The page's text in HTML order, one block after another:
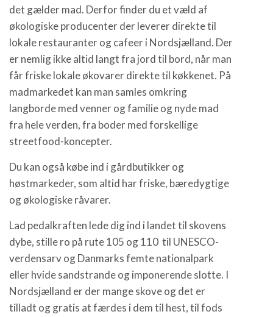
det gælder mad. Derfor finder du et væld af
økologiske producenter der leverer direkte til
lokale restauranter og cafeer i Nordsjælland. Der
er nemlig ikke altid langt fra jord til bord, når man
får friske lokale økovarer direkte til køkkenet. På
madmarkedet kan man samles omkring
langborde med venner og familie og nyde mad
fra hele verden, fra boder med forskellige
streetfood-koncepter.
Du kan også købe ind i gårdbutikker og
høstmarkeder, som altid har friske, bæredygtige
og økologiske råvarer.
Lad pedalkraften lede dig ind i landet til skovens
dybe, stille ro på rute 105 og 110 til UNESCO-
verdensarv og Danmarks femte nationalpark
eller hvide sandstrande og imponerende slotte. I
Nordsjælland er der mange skove og det er
tilladt og gratis at færdes i dem til hest, til fods